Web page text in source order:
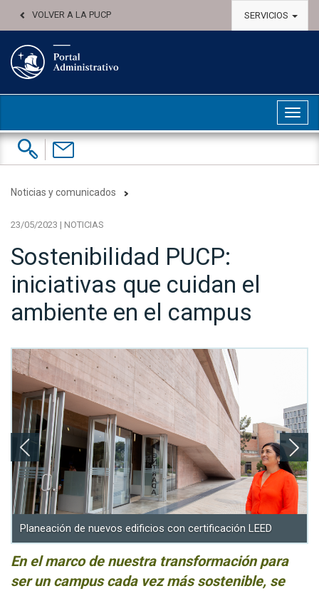
VOLVER A LA PUCP SERVICIOS
Buscar:
Contáctenos
Noticias y comunicados
23/05/2023 | NOTICIAS
Sostenibilidad PUCP:
iniciativas que cuidan el
ambiente en el campus
Planeación de nuevos edificios con certificación LEED
En el marco de nuestra transformación para
ser un campus cada vez más sostenible, se